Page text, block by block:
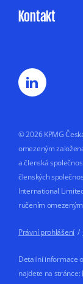
a mohu
Souhlas
Kontakt
© 2026 KPMG
omezeným
a členská
členských
International
ručením
Právní prohlášení /
Detailní informace
najdete na stránce: